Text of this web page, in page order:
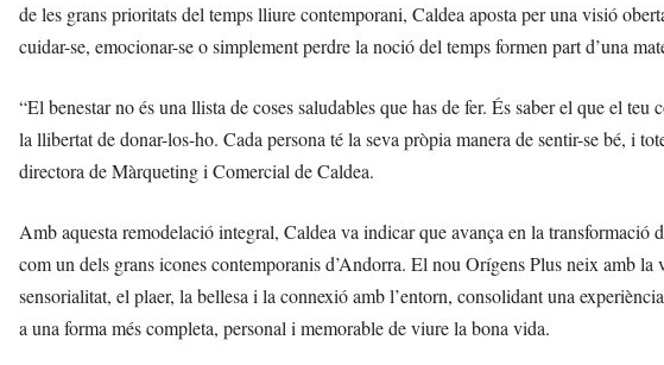
de les grans prioritats del temps lliure contemporani, Caldea aposta per una visió
cuidar-se, emocionar-se o simplement perdre la noció del temps formen part d’una
“El benestar no és una llista de coses saludables que has de fer. És saber el que el
la llibertat de donar-los-ho. Cada persona té la seva pròpia manera de sentir-se bé, i
directora de Màrqueting i Comercial de Caldea.
Amb aquesta remodelació integral, Caldea va indicar que avança en la transformació
com un dels grans icones contemporanis d’Andorra. El nou Orígens Plus neix amb la
sensorialitat, el plaer, la bellesa i la connexió amb l’entorn, consolidant una
a una forma més completa, personal i memorable de viure la bona vida.